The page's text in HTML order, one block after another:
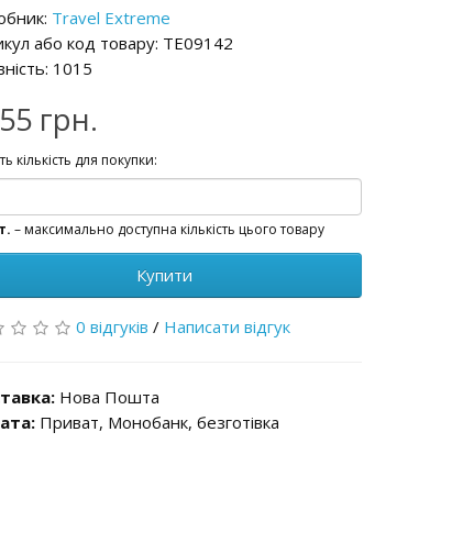
Travel Extreme
або код товару: TE09142
1015
грн.
кількість для покупки:
– максимально доступна кількість цього товару
Купити
0 відгуків / Написати відгук
Нова Пошта
Приват, Монобанк, безготівка